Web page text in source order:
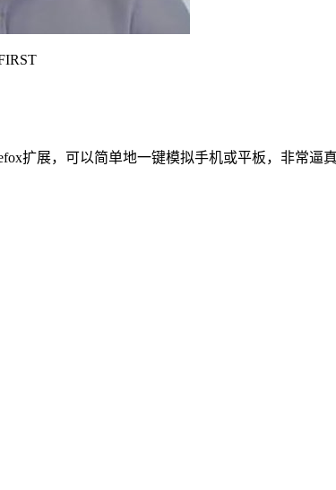
扩展，可以简单地一键模拟手机或平板，非常